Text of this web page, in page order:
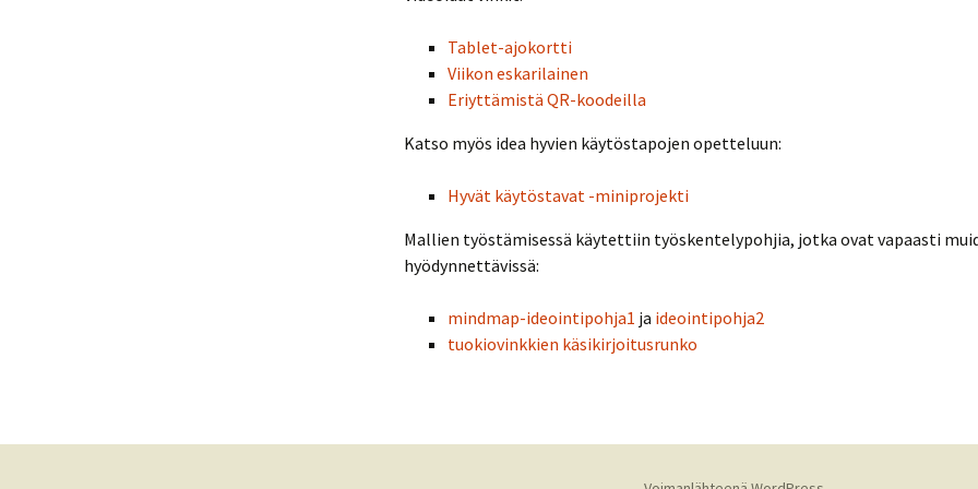
Tablet-ajokortti
Viikon eskarilainen
Eriyttämistä QR-koodeilla
Katso myös idea hyvien käytöstapojen opetteluun:
Hyvät käytöstavat -miniprojekti
Mallien työstämisessä käytettiin työskentelypohjia, jotka ovat vapaasti
hyödynnettävissä:
mindmap-ideointipohja1 ja ideointipohja2
tuokiovinkkien käsikirjoitusrunko